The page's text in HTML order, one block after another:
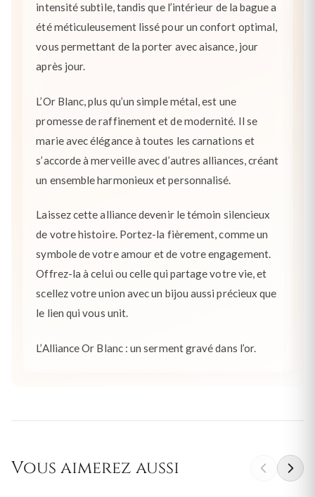
intensité subtile, tandis que l’intérieur de la bague a
été méticuleusement lissé pour un confort optimal,
vous permettant de la porter avec aisance, jour
après jour.
L’Or Blanc, plus qu’un simple métal, est une
promesse de raffinement et de modernité. Il se
marie avec élégance à toutes les carnations et
s’accorde à merveille avec d’autres alliances, créant
un ensemble harmonieux et personnalisé.
Laissez cette alliance devenir le témoin silencieux
de votre histoire. Portez-la fièrement, comme un
symbole de votre amour et de votre engagement.
Offrez-la à celui ou celle qui partage votre vie, et
scellez votre union avec un bijou aussi précieux que
le lien qui vous unit.
L’Alliance Or Blanc : un serment gravé dans l’or.
Vous aimerez aussi